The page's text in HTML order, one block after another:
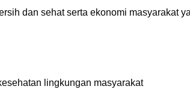
dan sehat serta ekonomi masyarakat
lingkungan masyarakat